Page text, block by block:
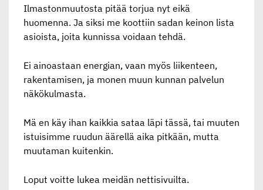
Ilmastonmuutosta pitää torjua nyt eikä
huomenna. Ja siksi me koottiin sadan keinon lista
asioista, joita kunnissa voidaan tehdä.
Ei ainoastaan energian, vaan myös liikenteen,
rakentamisen, ja monen muun kunnan palvelun
näkökulmasta.
Mä en käy ihan kaikkia sataa läpi tässä, tai muuten
istuisimme ruudun äärellä aika pitkään, mutta
muutaman kuitenkin.
Loput voitte lukea meidän nettisivuilta.